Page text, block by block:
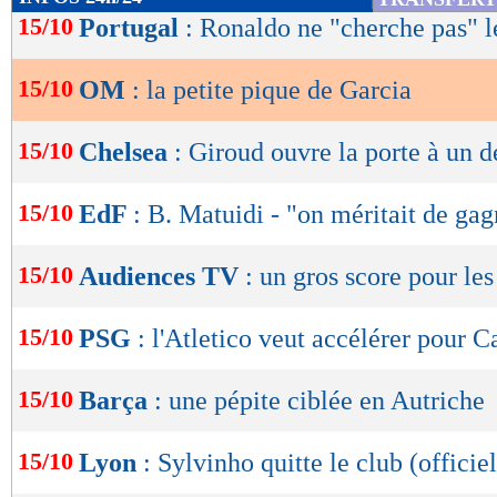
de
OK
15/10 Portugal : Ronaldo ne "cherche pas"
15/10 OM : la petite pique de Garcia
15/10 Chelsea : Giroud ouvre la porte à un
15/10 EdF : B. Matuidi - "on méritait de
15/10 Audiences TV : un gros score pour
15/10 PSG : l'Atletico veut accélérer pour
15/10 Barça : une pépite ciblée en Autriche
15/10 Lyon : Sylvinho quitte le club